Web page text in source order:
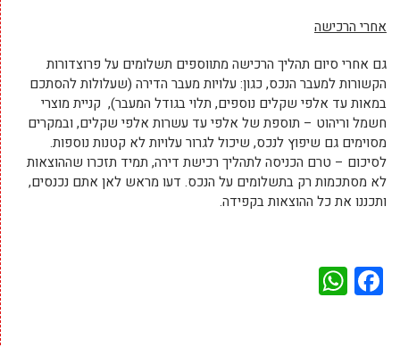
אחרי הרכישה
גם אחרי סיום תהליך הרכישה מתווספים תשלומים על פרוצדורות
הקשורות למעבר הנכס, כגון: עלויות מעבר הדירה (שעלולות להסתכם
במאות עד אלפי שקלים נוספים, תלוי בגודל המעבר), קניית מוצרי
חשמל וריהוט – תוספת של אלפי עד עשרות אלפי שקלים, ובמקרים
מסוימים גם שיפוץ לנכס, שיכול לגרור עלויות לא קטנות נוספות.
לסיכום – טרם הכניסה לתהליך רכישת דירה, תמיד תזכרו שההוצאות
לא מסתכמות רק בתשלומים על הנכס. דעו מראש לאן אתם נכנסים,
ותכננו את כל ההוצאות בקפידה.
Facebook